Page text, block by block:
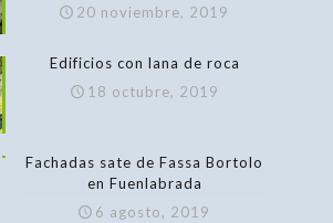
20 noviembre, 2019
Edificios con lana de roca
18 octubre, 2019
Fachadas sate de Fassa Bortolo
en Fuenlabrada
6 agosto, 2019